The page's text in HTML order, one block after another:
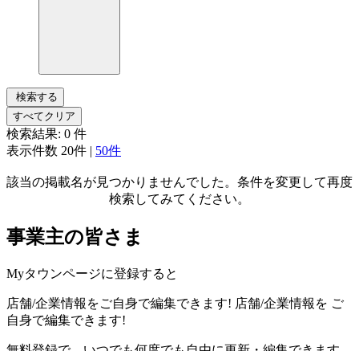
検索する
すべてクリア
検索結果: 0 件
表示件数 20件 | 50件
該当の掲載名が見つかりませんでした。条件を変更して再度
検索してみてください。
事業主の皆さま
Myタウンページに登録すると
店舗/企業情報をご自身で編集できます! 店舗/企業情報を ご
自身で編集できます!